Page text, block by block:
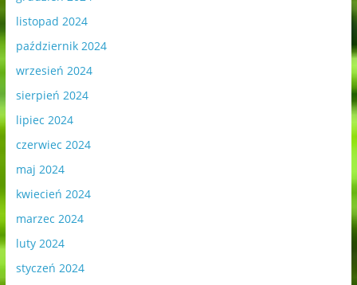
listopad 2024
październik 2024
wrzesień 2024
sierpień 2024
lipiec 2024
czerwiec 2024
maj 2024
kwiecień 2024
marzec 2024
luty 2024
styczeń 2024